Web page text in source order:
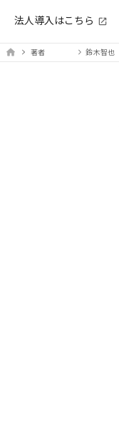
法人導入はこちら
著者